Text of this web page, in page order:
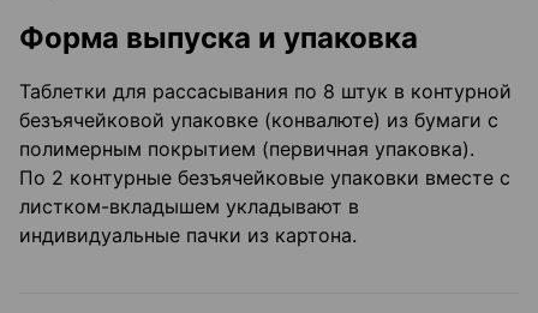
Форма выпуска и упаковка
Таблетки для рассасывания по 8 штук в контурной
безъячейковой упаковке (конвалюте) из бумаги с
полимерным покрытием (первичная упаковка).
По 2 контурные безъячейковые упаковки вместе с
листком-вкладышем укладывают в
индивидуальные пачки из картона.